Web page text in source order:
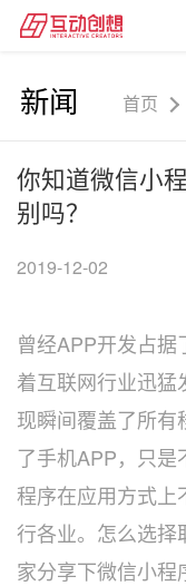
新闻 首页
你知道微信小
别吗？
2019-12-02
曾经APP开发占
着互联网行业迅猛
现瞬间覆盖了所
了手机APP，只
程序在应用方式上
行各业。怎么选
家分享下微信小程